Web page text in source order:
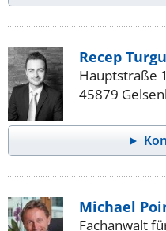
Recep
Hauptstraße
45879
Michael
Fachanwalt